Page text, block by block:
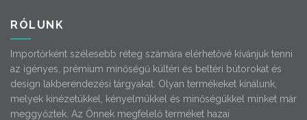
RÓLUNK
Importőrként szélesebb réteg számára elérhetővé kívánjuk tenni
az igényes, prémium minőségű kültéri és beltéri bútorokat és
design lakberendezési tárgyakat. Olyan termékeket kínálunk,
melyek kinézetükkel, kényelmükkel és minőségükkel minket már
meggyőztek. Az Önnek megfelelő terméket hazai